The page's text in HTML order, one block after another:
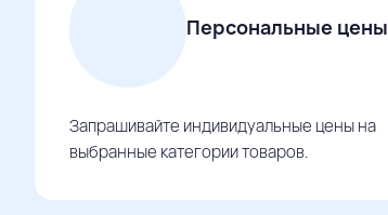
Персональные цены
Запрашивайте индивидуальные цены на
выбранные категории товаров.